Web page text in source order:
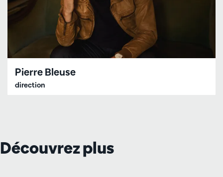
Pierre Bleuse
direction
Découvrez plus